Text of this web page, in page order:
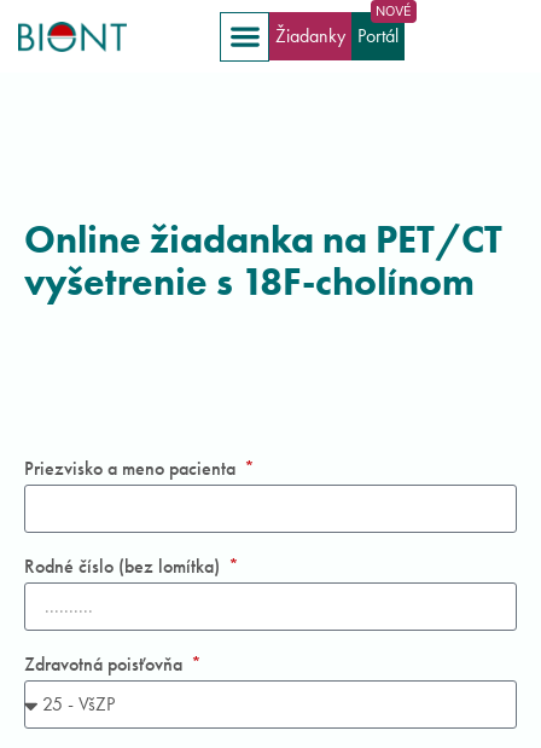
Žiadanky Portál
Online žiadanka na PET/CT
vyšetrenie s 18F-cholínom
Priezvisko a meno pacienta
Rodné číslo (bez lomítka)
Zdravotná poisťovňa